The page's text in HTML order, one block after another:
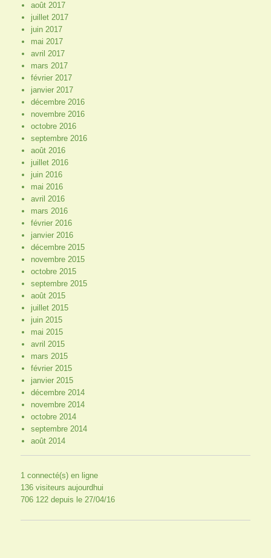
août 2017
juillet 2017
juin 2017
mai 2017
avril 2017
mars 2017
février 2017
janvier 2017
décembre 2016
novembre 2016
octobre 2016
septembre 2016
août 2016
juillet 2016
juin 2016
mai 2016
avril 2016
mars 2016
février 2016
janvier 2016
décembre 2015
novembre 2015
octobre 2015
septembre 2015
août 2015
juillet 2015
juin 2015
mai 2015
avril 2015
mars 2015
février 2015
janvier 2015
décembre 2014
novembre 2014
octobre 2014
septembre 2014
août 2014
1 connecté(s) en ligne
136 visiteurs aujourdhui
706 122 depuis le 27/04/16